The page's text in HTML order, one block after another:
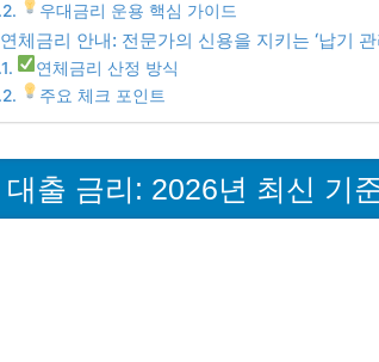
우대금리 운용 핵심 가이드
연체금리 안내: 전문가의 신용을 지키는 ‘납기 관
연체금리 산정 방식
주요 체크 포인트
대출 금리: 2026년 최신 기